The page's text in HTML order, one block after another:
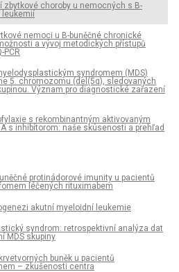
zbytkové choroby u nemocných s B-
nemoci u B-buněčné chronické
a vývoj metodických přístupů
PCR
syndromem (MDS)
5. chromozomu (del(5q), sledovaných
Význam pro diagnostické zařazení
s rekombinantným aktivovaným
s inhibítorom: naše skúsenosti a prehľad
protinádorové imunity u pacientů
léčených rituximabem
akutní myeloidní leukemie
syndrom: retrospektivní analýza dat
MDS skupiny
buněk u pacientů
– zkušenosti centra